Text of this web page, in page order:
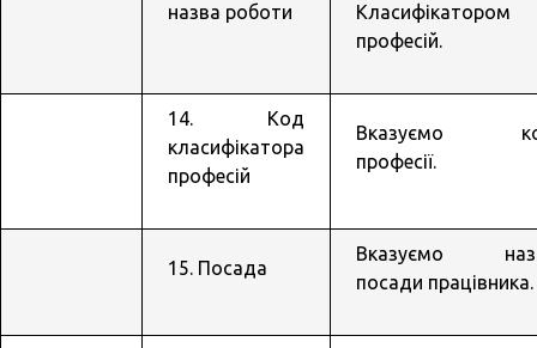
назва роботи
Класифікатором
професій.
14. Код
класифікатора
професій
Вказуємо
професії.
15. Посада
Вказуємо
посади працівника.